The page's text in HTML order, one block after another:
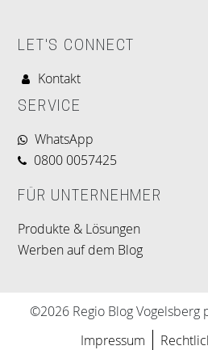
LET'S CONNECT
Kontakt
SERVICE
WhatsApp
0800 0057425
FÜR UNTERNEHMER
Produkte & Lösungen
Werben auf dem Blog
©2026 Regio Blog Vogelsberg
Impressum